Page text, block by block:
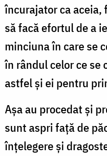
încurajator ca
să facă efortul de a
minciuna în care se
în rândul celor ce se
astfel şi ei pentru
Aşa au procedat şi
sunt aspri faţă de
înţelegere şi